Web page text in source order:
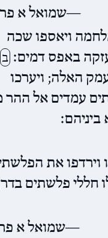
שמואל א
ויאספו שכה
באפס דמים׃ ב
האלה; ויערכו
עמדים אל ההר
וירדפו את
חללי פלשתים
שמואל א